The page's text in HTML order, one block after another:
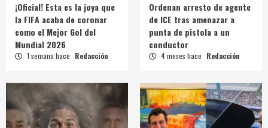
¡Oficial! Esta es la joya que
la FIFA acaba de coronar
como el Mejor Gol del
Mundial 2026
1 semana hace Redacción
Ordenan arresto de agente
de ICE tras amenazar a
punta de pistola a un
conductor
4 meses hace Redacción